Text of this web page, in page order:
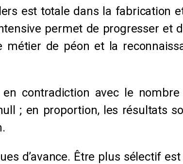
est totale dans la fabrication
permet de progresser et
métier de péon et la
en contradiction avec le
; en proportion, les résultats
d’avance. Être plus sélectif